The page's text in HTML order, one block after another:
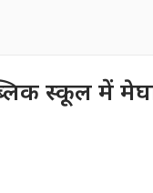
स्कूल में